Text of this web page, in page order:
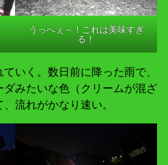
うっへぇ～！これは美味すぎ
る！
いく。数日前に降った雨で、
みたいな色（クリームが混ざ
流れがかなり速い。